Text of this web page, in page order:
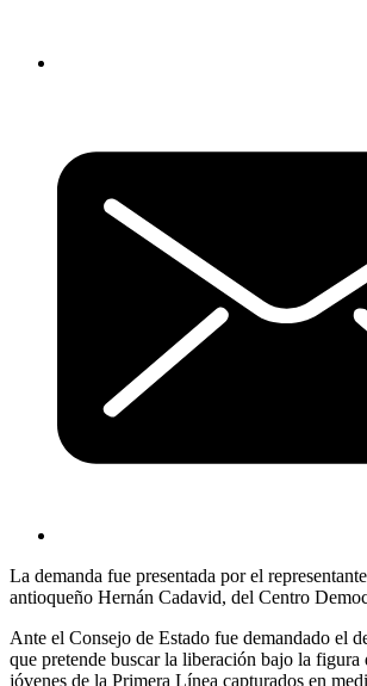
La demanda fue presentada por el
antioqueño Hernán Cadavid, del Centro
Ante el Consejo de Estado fue demandado el
que pretende buscar la liberación bajo la figura
jóvenes de la Primera Línea capturados en